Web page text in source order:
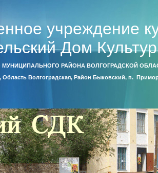
учреждение
Дом
РАЙОНА ВОЛГОГРАДСКОЙ
Область Волгоградская, Район Быковский, п.